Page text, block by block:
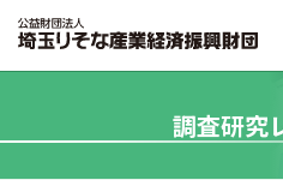
調査研究